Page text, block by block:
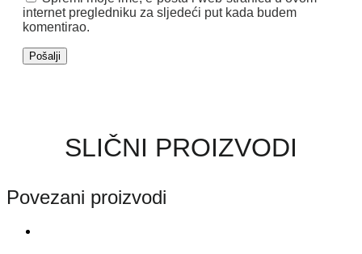
internet pregledniku za sljedeći put kada budem
komentirao.
SLIČNI PROIZVODI
Povezani proizvodi